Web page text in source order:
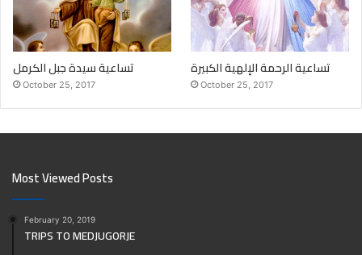
تساعية سيدة جبل الكرمل
October 25, 2017
تساعية الرحمة الإلهية الكبيرة
October 25, 2017
Most Viewed Posts
February 20, 2019
TRIPS TO MEDJUGORJE